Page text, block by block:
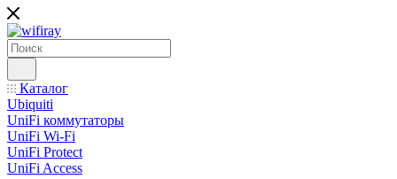
Каталог
Ubiquiti
UniFi коммутаторы
UniFi Wi-Fi
UniFi Protect
UniFi Access